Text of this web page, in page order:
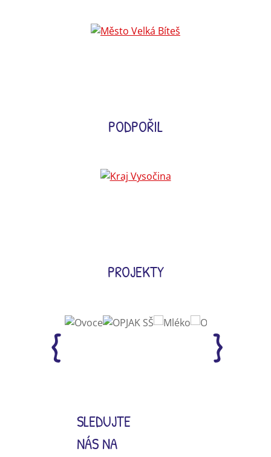
PODPOŘIL
PROJEKTY
SLEDUJTE
NÁS NA